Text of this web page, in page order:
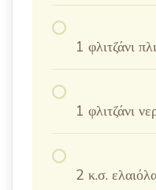
1 φλιτζάνι
1 φλιτζάνι
2 κ.σ.